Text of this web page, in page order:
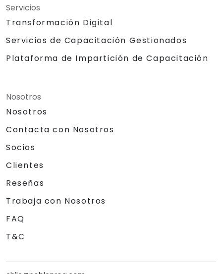
Servicios
Transformación Digital
Servicios de Capacitación Gestionados
Plataforma de Impartición de Capacitación
Nosotros
Nosotros
Contacta con Nosotros
Socios
Clientes
Reseñas
Trabaja con Nosotros
FAQ
T&C